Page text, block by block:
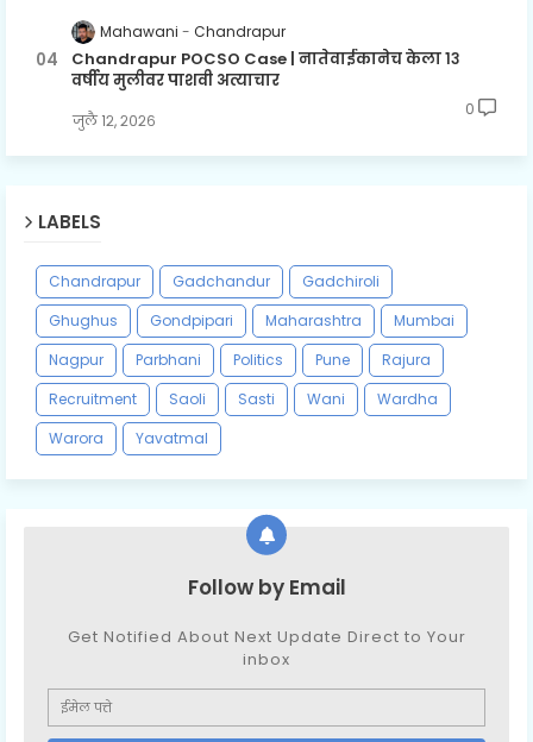
Mahawani Chandrapur
Chandrapur POCSO Case | नातेवाईकानेच केला १३
वर्षीय मुलीवर पाशवी अत्याचार
जुलै १२, २०२६
0
LABELS
Chandrapur Gadchandur
Gadchiroli
Ghughus
Gondpipari Maharashtra
Mumbai
Nagpur
Parbhani Politics Pune
Rajura
Recruitment
Saoli Sasti Wani
Wardha
Warora
Yavatmal
Follow by Email
Get Notified About Next Update Direct to Your
inbox